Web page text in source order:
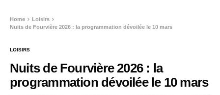
Home
Loisirs
Nuits de Fourvière 2026 : la programmation dévoilée le 10 mars
LOISIRS
Nuits de Fourvière 2026 : la
programmation dévoilée le 10 mars